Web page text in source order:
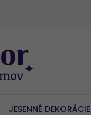
JESENNÉ DEKORÁCIE